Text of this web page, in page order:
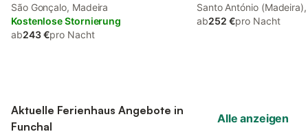
São Gonçalo, Madeira
Kostenlose Stornierung
ab243 €pro Nacht
Santo António
ab252 €pro Nacht
Aktuelle Ferienhaus Angebote in
Funchal
Alle anzeigen